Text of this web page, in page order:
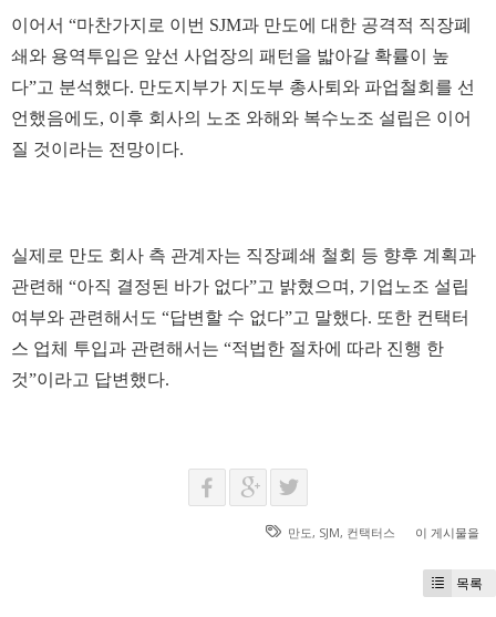
이어서 “마찬가지로 이번 SJM과 만도에 대한 공격적 직장폐
쇄와 용역투입은 앞선 사업장의 패턴을 밟아갈 확률이 높
다”고 분석했다. 만도지부가 지도부 총사퇴와 파업철회를 선
언했음에도, 이후 회사의 노조 와해와 복수노조 설립은 이어
질 것이라는 전망이다.
실제로 만도 회사 측 관계자는 직장폐쇄 철회 등 향후 계획과
관련해 “아직 결정된 바가 없다”고 밝혔으며, 기업노조 설립
여부와 관련해서도 “답변할 수 없다”고 말했다. 또한 컨택터
스 업체 투입과 관련해서는 “적법한 절차에 따라 진행 한
것”이라고 답변했다.
만도, SJM, 컨택터스 이 게시물을
목록